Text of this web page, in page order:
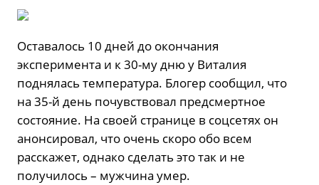
Оставалось 10 дней до окончания
эксперимента и к 30-му дню у Виталия
поднялась температура. Блогер сообщил, что
на 35-й день почувствовал предсмертное
состояние. На своей странице в соцсетях он
анонсировал, что очень скоро обо всем
расскажет, однако сделать это так и не
получилось – мужчина умер.